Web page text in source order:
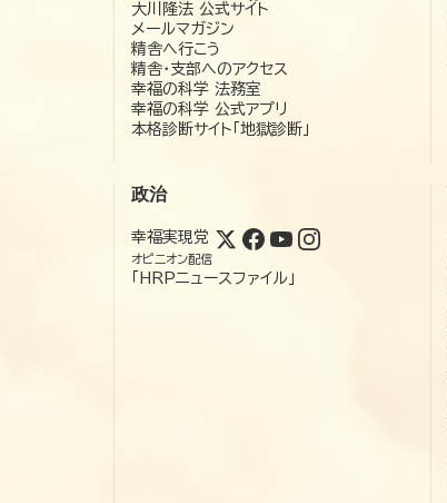
大川隆法 公式サイト
メールマガジン
精舎へ行こう
精舎・支部へのアクセス
幸福の科学 法務室
幸福の科学 公式アプリ
本格診断サイト「地獄診断」
政治
幸福実現党
オピニオン配信
「HRPニュースファイル」